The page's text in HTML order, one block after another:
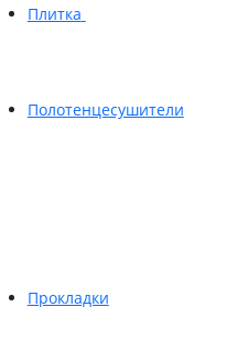
Плитка
Полотенцесушители
Прокладки